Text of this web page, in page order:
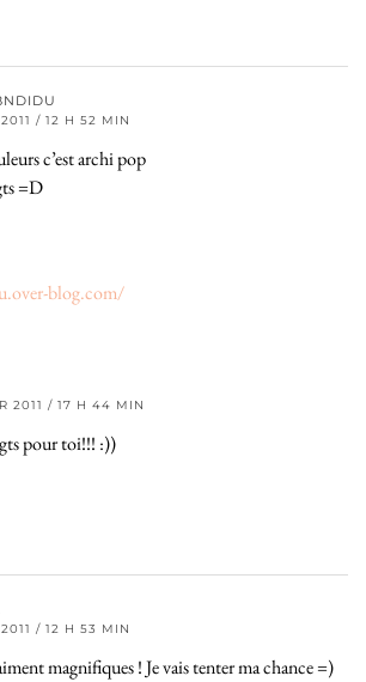
/ 12 H 52 MIN
c’est archi pop
=D
blog.com/
2011 / 17 H 44 MIN
pour toi!!! :))
/ 12 H 53 MIN
magnifiques ! Je vais tenter ma chance =)